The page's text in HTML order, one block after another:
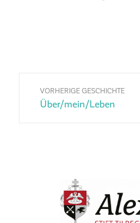
VORHERIGE GESCHICHTE
Über/mein/Leben